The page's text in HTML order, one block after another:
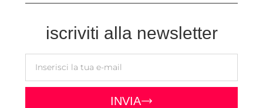
iscriviti alla newsletter
INVIA